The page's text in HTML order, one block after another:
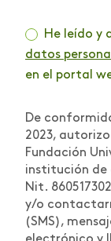
He leído y
datos
en el portal
De
2023,
Fundación
institución de
Nit.
y/o
(SMS),